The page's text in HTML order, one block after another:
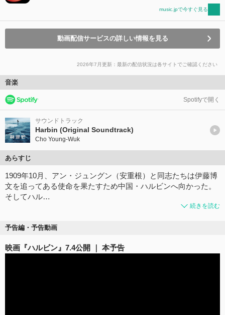
music.jpで今すぐ見る
動画配信サービスの詳しい情報を見る
2026年7月更新：最新の配信状況は各サイトでご確認ください
音楽
Spotifyで開く
サウンドトラック
Harbin (Original Soundtrack)
Cho Young-Wuk
あらすじ
1909年10月、アン・ジュングン（安重根）と同志たちは伊藤博
文を追ってある使命を果たすため中国・ハルビンへ向かった。
そしてハル…
続きを読む
予告編・予告動画
映画『ハルビン』7.4公開 ｜ 本予告